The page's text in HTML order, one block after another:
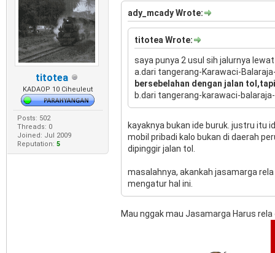
titotea
KADAOP 10 Ciheuleut
Posts: 502
Threads: 0
Joined: Jul 2009
Reputation: 5
ady_mcady Wrote:
titotea Wrote:
saya punya 2 usul sih jalurnya
a.dari tangerang-Karawaci-
bersebelahan dengan jalan
b.dari tangerang-karawaci-
kayaknya bukan ide buruk. justru itu
mobil pribadi kalo bukan di daerah
dipinggir jalan tol.
masalahnya, akankah jasamarga
mengatur hal ini.
Mau nggak mau Jasamarga Harus